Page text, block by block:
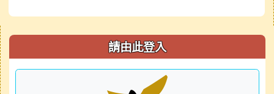
右邊區域內容 請由此登入